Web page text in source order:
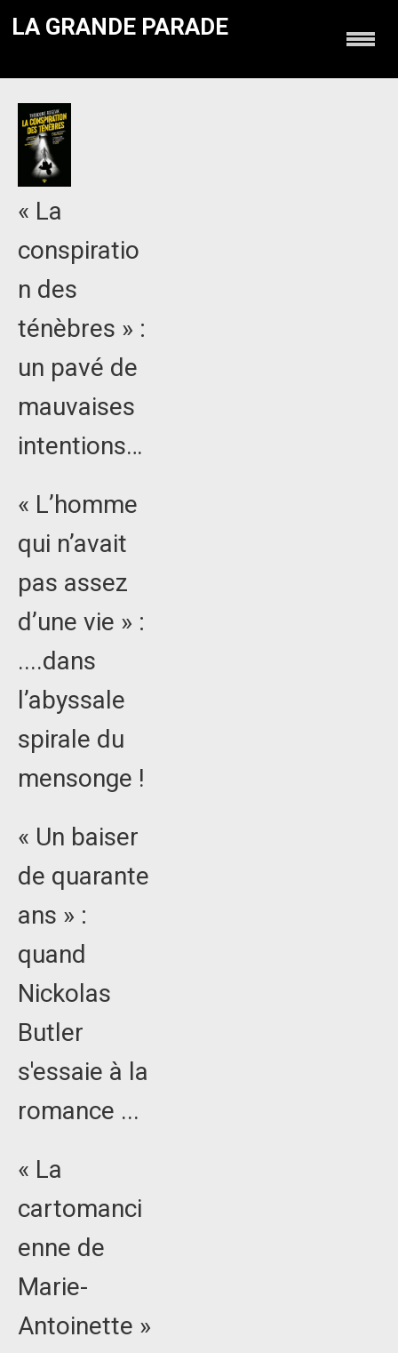
LA GRANDE PARADE
« La
conspiratio
n des
ténèbres » :
un pavé de
mauvaises
intentions…
« L’homme
qui n’avait
pas assez
d’une vie » :
....dans
l’abyssale
spirale du
mensonge !
« Un baiser
de quarante
ans » :
quand
Nickolas
Butler
s'essaie à la
romance ...
« La
cartomanci
enne de
Marie-
Antoinette »